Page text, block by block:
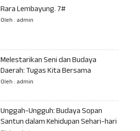
Rara Lembayung. 7#
Oleh : admin
Melestarikan Seni dan Budaya
Daerah: Tugas Kita Bersama
Oleh : admin
Unggah-Ungguh: Budaya Sopan
Santun dalam Kehidupan Sehari-hari